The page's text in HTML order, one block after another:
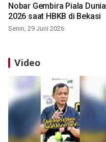
Nobar Gembira Piala Dunia
2026 saat HBKB di Bekasi
Senin, 29 Juni 2026
Video